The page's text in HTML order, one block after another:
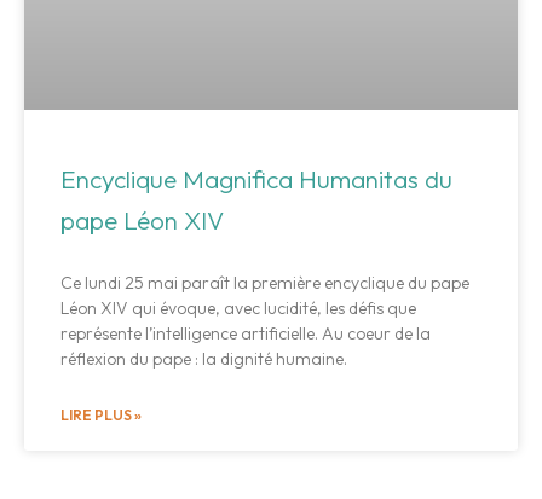
Encyclique Magnifica Humanitas du
pape Léon XIV
Ce lundi 25 mai paraît la première encyclique du pape
Léon XIV qui évoque, avec lucidité, les défis que
représente l’intelligence artificielle. Au coeur de la
réflexion du pape : la dignité humaine.
LIRE PLUS »